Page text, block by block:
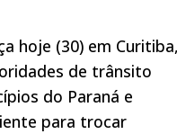
hoje (30) em Curitiba,
de trânsito
do Paraná e
para trocar